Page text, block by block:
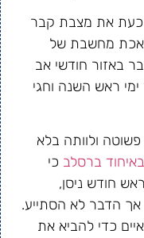
את מצבת קבר
מחשבת של
באזור חודשי אב
ראש השנה וחגי
ולוותה בלא
באיחוד ברסלב כי
חודש ניסן,
הדבר לא הסתייע.
כדי להביא את